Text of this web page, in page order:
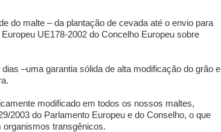
do malte – da plantação de cevada até o envio para
UE178-2002 do Concelho Europeu sobre
–uma garantia sólida de alta modificação do grão e
modificado em todos os nossos maltes,
2003 do Parlamento Europeu e do Conselho, o que
transgênicos.